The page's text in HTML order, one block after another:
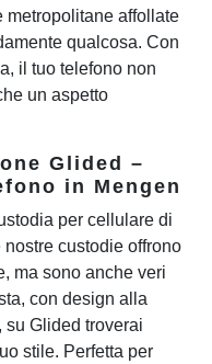
metropolitane affollate
qualcosa. Con
il tuo telefono non
un aspetto
Glided –
in Mengen
per cellulare di
custodie offrono
ma sono anche veri
con design alla
su Glided troverai
stile. Perfetta per